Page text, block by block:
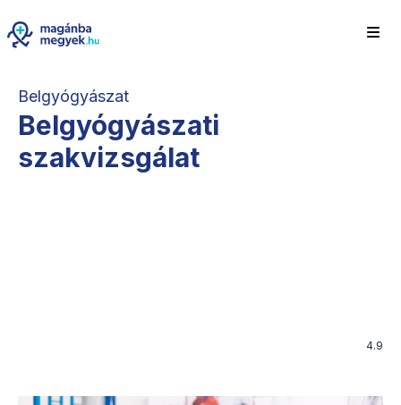
Belgyógyászat
Belgyógyászati
szakvizsgálat
4.9